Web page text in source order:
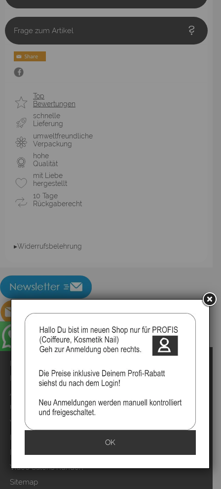
Frage zum Artikel
Top
Bewertungen
schnelle
Lieferung
umweltfreundliche
Verpackung
hohe
Qualität
mit Liebe
hergestellt
10 Tage
Rückgaberecht
▸Widerrufsbelehrung
Impressum
Kontakt
Anmelden
Über uns
Video`s
Marken
Mood Partner Programm
Video Salons Kunden
Sitemap
OK